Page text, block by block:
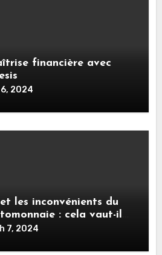
financière avec
2024
les inconvénients du
: cela vaut-il
investissement ?
7, 2024